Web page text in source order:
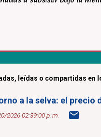
leídas o compartidas en
a la selva: el precio
2026 02:39:00 p. m.